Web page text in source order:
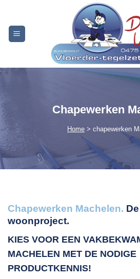
content
Chapewerken
Home > chapewerken
Chapewerken Machelen.
woonproject.
KIES VOOR EEN
MACHELEN MET DE NODIGE
PRODUCTKENNIS!